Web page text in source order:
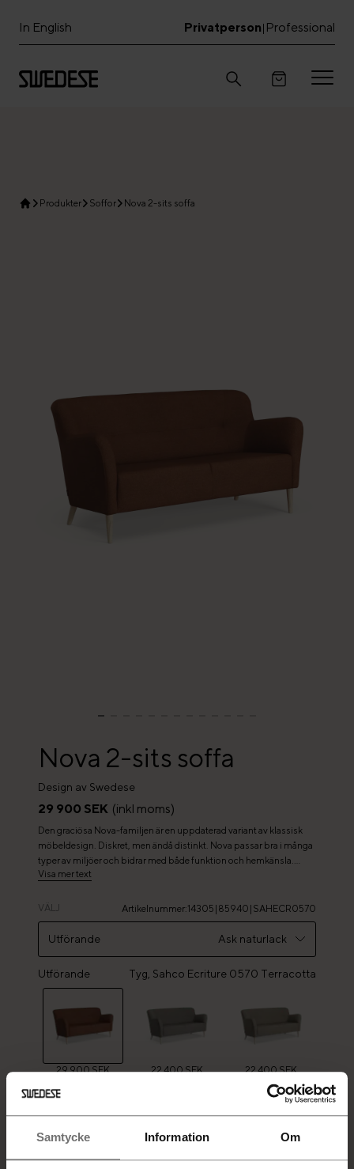
Samtycke Information Om
In English Privatperson| Professional
Produkter Soffor Nova 2-sits soffa
Nova 2-sits soffa
Design av Swedese
29 900 SEK (inkl moms)
Den graciösa Nova-familjen är en uppdaterad variant av klassisk
möbeldesign. Diskret, men ändå distinkt. Nova passar bra i många
typer av miljöer och bidrar med både funktion och hemkänsla.
Produktfamiljen är en mycket omtyckt soffgrupp och finns som
aluminium eller trä; ek, ask och bok. I sitsen är Nova försedd med
nozagfjädring för bästa komfort. Finns med och utan knappar i
ryggen. Kan fås med 3 cm högre träben.
Visa mer text
VÄLJ Artikelnummer:14305|85940|SAHECR0570
Utförande Ask naturlack
Ask naturlack
Aluminium borstat
Ek oljad
Utförande Tyg, Sahco Ecriture 0570 Terracotta
29 900 SEK 22 400 SEK 22 400 SEK